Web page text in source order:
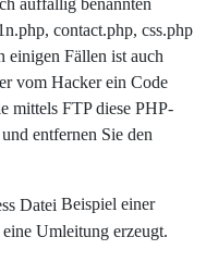
auffällig benannten
contact.php, css.php
einigen Fällen ist auch
vom Hacker ein Code
mittels FTP diese PHP-
entfernen Sie den
Beispiel einer
Umleitung erzeugt.